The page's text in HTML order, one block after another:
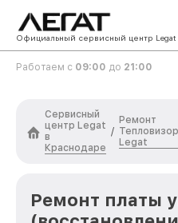
Официальный сервисный центр Legat
Работаем с 09:00 до 21:00
Сервисный
центр Legat
в
Краснодаре
/
Ремонт
Legat
Ремонт платы